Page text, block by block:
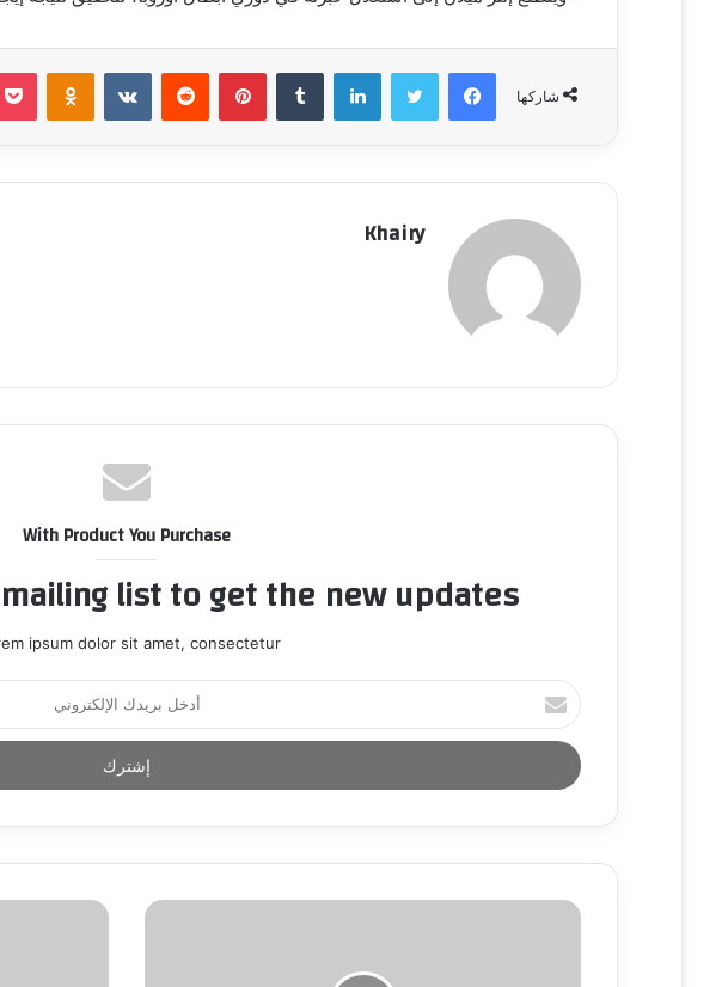
شاركها
فيسبوك تويتر لينكدإن ‏Tumblr بينتيريست ‏Reddit
‏VKontakte
Odnoklassniki
Khairy
With Product You Purchase
list to get the new updates!
ipsum dolor sit amet, consectetur.
أ
د
خ
ل
د
ا